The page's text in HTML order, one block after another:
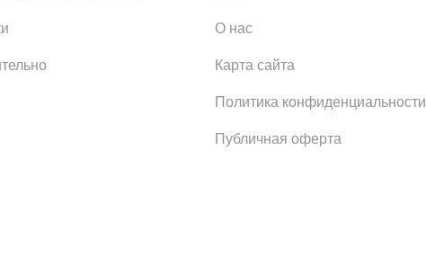
О нас
Карта сайта
Политика конфиденциальности
Публичная оферта